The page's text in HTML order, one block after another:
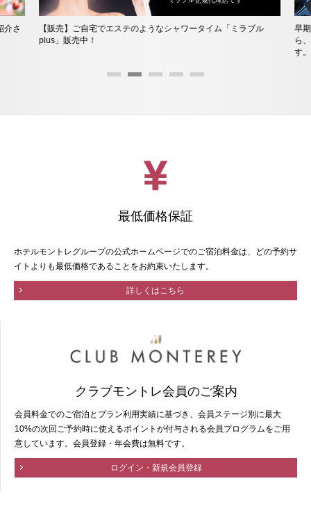
さ
【販売】ご自宅でエステのようなシャワータイム「ミラブル
plus」販売中！
早
ら
す。
最低価格保証
ホテルモントレグループの公式ホームページでのご宿泊料金は、どの予約サ
イトよりも最低価格であることをお約束いたします。
詳しくはこちら
クラブモントレ会員のご案内
会員料金でのご宿泊とプラン利用実績に基づき、会員ステージ別に最大
10%の次回ご予約時に使えるポイントが付与される会員プログラムをご用
意しています。会員登録・年会費は無料です。
ログイン・新規会員登録